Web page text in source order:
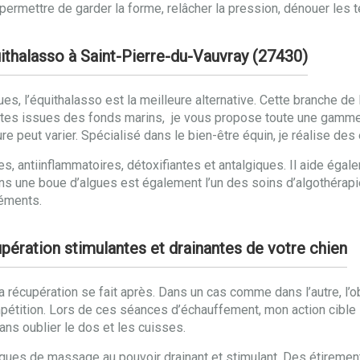
de garder la forme, relâcher la pression, dénouer les
à Saint-Pierre-du-Vauvray (27430)
l’équithalasso est la meilleure alternative. Cette branche
issues des fonds marins, je vous propose toute une
peut varier. Spécialisé dans le bien-être équin, je réalise
antiinflammatoires, détoxifiantes et antalgiques. Il aide
une boue d’algues est également l’un des soins
stimulantes et drainantes de votre chien
récupération se fait après. Dans un cas comme dans l’autre,
Lors de ces séances d’échauffement, mon action cible
oublier le dos et les cuisses.